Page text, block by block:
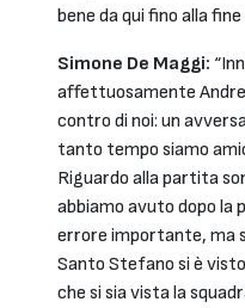
bene da qui fino alla
Simone De Maggi:
affettuosamente
contro di noi: un
tanto tempo siamo
Riguardo alla partita
abbiamo avuto dopo la
errore importante, ma
Santo Stefano si è
che si sia vista la